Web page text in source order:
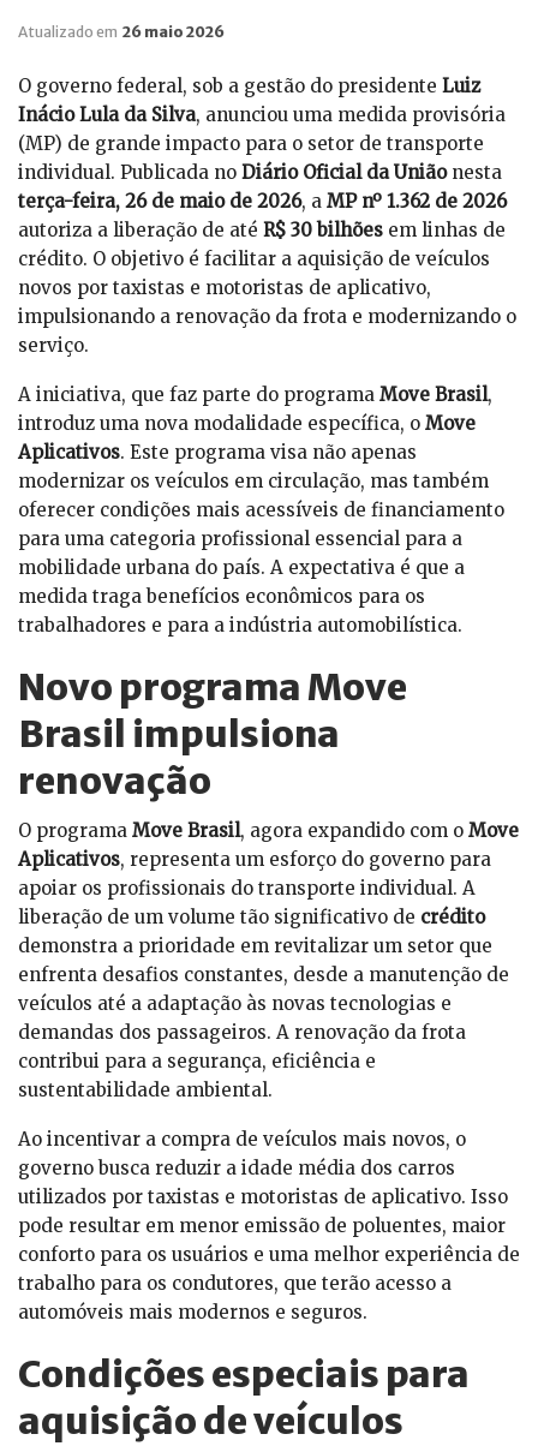
Atualizado em 26 maio 2026
O governo federal, sob a gestão do presidente Luiz
Inácio Lula da Silva, anunciou uma medida provisória
(MP) de grande impacto para o setor de transporte
individual. Publicada no Diário Oficial da Uniãonesta
terça-feira, 26 de maio de 2026, a MP nº 1.362 de 2026
autoriza a liberação de até R$ 30 bilhões em linhas de
crédito. O objetivo é facilitar a aquisição de veículos
novos por taxistas e motoristas de aplicativo,
impulsionando a renovação da frota e modernizando o
serviço.
A iniciativa, que faz parte do programa Move Brasil,
introduz uma nova modalidade específica, o Move
Aplicativos. Este programa visa não apenas
modernizar os veículos em circulação, mas também
oferecer condições mais acessíveis de financiamento
para uma categoria profissional essencial para a
mobilidade urbana do país. A expectativa é que a
medida traga benefícios econômicos para os
trabalhadores e para a indústria automobilística.
Novo programa Move
Brasil impulsiona
renovação
O programa Move Brasil, agora expandido com o Move
Aplicativos, representa um esforço do governo para
apoiar os profissionais do transporte individual. A
liberação de um volume tão significativo de crédito
demonstra a prioridade em revitalizar um setor que
enfrenta desafios constantes, desde a manutenção de
veículos até a adaptação às novas tecnologias e
demandas dos passageiros. A renovação da frota
contribui para a segurança, eficiência e
sustentabilidade ambiental.
Ao incentivar a compra de veículos mais novos, o
governo busca reduzir a idade média dos carros
utilizados por taxistas e motoristas de aplicativo. Isso
pode resultar em menor emissão de poluentes, maior
conforto para os usuários e uma melhor experiência de
trabalho para os condutores, que terão acesso a
automóveis mais modernos e seguros.
Condições especiais para
aquisição de veículos